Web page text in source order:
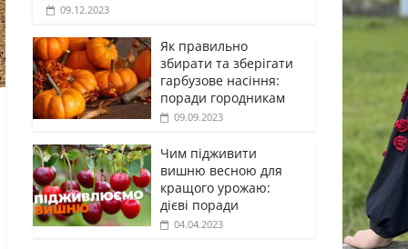
09.12.2023
Як правильно
збирати та зберігати
гарбузове насіння:
поради городникам
09.09.2023
Чим підживити
вишню весною для
кращого урожаю:
дієві поради
04.04.2023